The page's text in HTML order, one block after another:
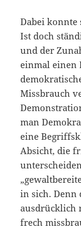
Dabei konnte
Ist doch
und der
einmal einen
Missbrauch
man
eine
Absicht, die
in sich. Denn
ausdrücklich
frech